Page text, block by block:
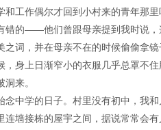
和工作偶尔才回到小村来的青年
错的——他们曾跟母亲提到我时说，
词，并在母亲不在的时候偷偷拿
，身上日渐窄小的衣服几乎总罩不
来。
念中学的日子。村里没有初中，我
连墙接栋的屋宇之间，据说常常会